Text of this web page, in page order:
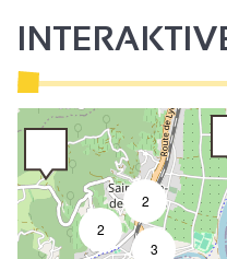
2
2
3